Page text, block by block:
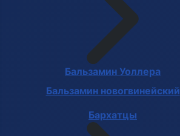
Бальзамин Уоллера
Бальзамин новогвинейский
Бархатцы